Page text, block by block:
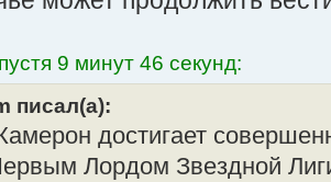
9 минут 46 секунд:
писал(а):
достигает
Лордом Звездной